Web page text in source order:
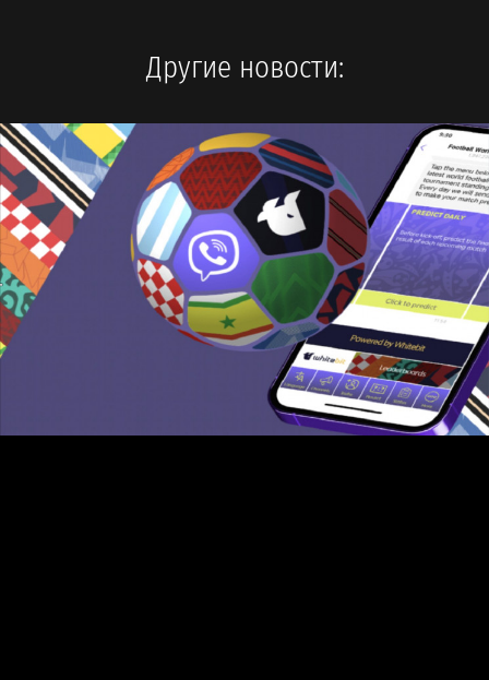
Другие новости: